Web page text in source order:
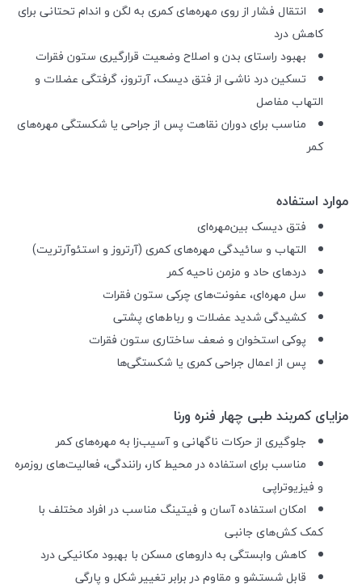
انتقال فشار از روی مهره‌های کمری به لگن و اندام تحتانی برای
کاهش درد
بهبود راستای بدن و اصلاح وضعیت قرارگیری ستون فقرات
تسکین درد ناشی از فتق دیسک، آرتروز، گرفتگی عضلات و
التهاب مفاصل
مناسب برای دوران نقاهت پس از جراحی یا شکستگی مهره‌های
کمر
موارد استفاده
فتق دیسک بین‌مهره‌ای
التهاب و سائیدگی مهره‌های کمری (آرتروز و استئوآرتریت)
دردهای حاد و مزمن ناحیه کمر
سل مهره‌ای، عفونت‌های چرکی ستون فقرات
کشیدگی شدید عضلات و رباط‌های پشتی
پوکی استخوان و ضعف ساختاری ستون فقرات
پس از اعمال جراحی کمری یا شکستگی‌ها
مزایای کمربند طبی چهار فنره ورنا
جلوگیری از حرکات ناگهانی و آسیب‌زا به مهره‌های کمر
مناسب برای استفاده در محیط کار، رانندگی، فعالیت‌های روزمره
و فیزیوتراپی
امکان استفاده آسان و فیتینگ مناسب در افراد مختلف با
کمک کش‌های جانبی
کاهش وابستگی به داروهای مسکن با بهبود مکانیکی درد
قابل شستشو و مقاوم در برابر تغییر شکل و پارگی